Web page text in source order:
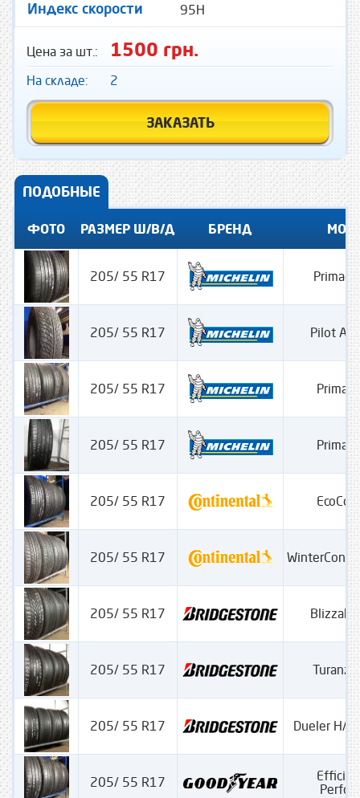
Индекс скорости 95H
Цена за шт.: 1500 грн.
На складе: 2
ЗАКАЗАТЬ
ПОДОБНЫЕ
ФОТО РАЗМЕР Ш/В/Д БРЕНД
205/ 55 R17
205/ 55 R17 Pilot
205/ 55 R17
205/ 55 R17
205/ 55 R17
205/ 55 R17
205/ 55 R17 Blizzak
205/ 55 R17
205/ 55 R17 Dueler H/P
205/ 55 R17